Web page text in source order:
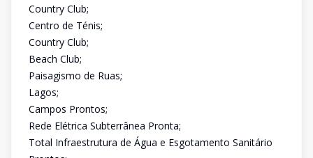
Country Club;
Centro de Ténis;
Country Club;
Beach Club;
Paisagismo de Ruas;
Lagos;
Campos Prontos;
Rede Elétrica Subterrânea Pronta;
Total Infraestrutura de Água e Esgotamento Sanitário